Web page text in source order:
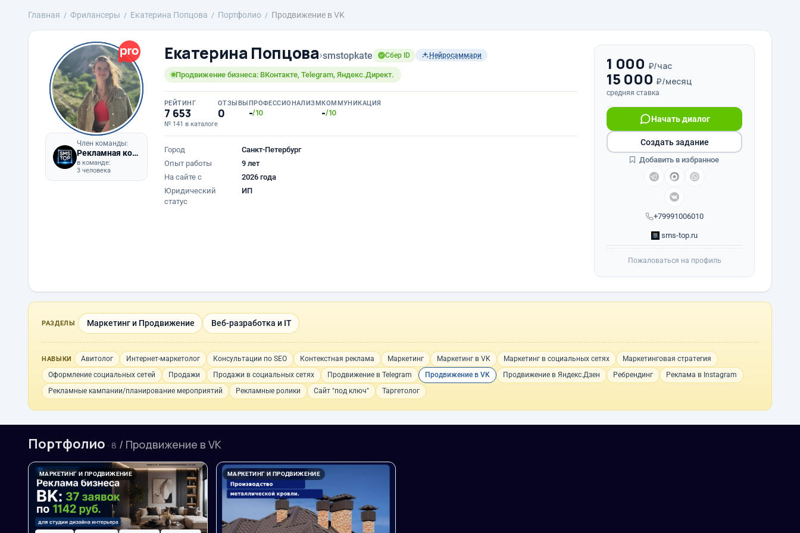
Главная Фрилансеры Екатерина Попцова Портфолио Продвижение в VK
Член команды:
Рекламная компания "SMSTOP"
в команде:
3 человека
Екатерина Попцова›smstopkate Сбер ID Нейросаммари
Продвижение бизнеса: ВКонтакте, Telegram, Яндекс.Директ.
РЕЙТИНГ
7 653
№ 141 в каталоге
ОТЗЫВЫ
0
ПРОФЕССИОНАЛИЗМ
-/10
КОММУНИКАЦИЯ
-/10
Город
Санкт-Петербург
Опыт работы
9 лет
На сайте с
2026 года
Юридический
статус
ИП
1 000 ₽/час
15 000 ₽/месяц
средняя ставка
+79991006010
Начать диалог
sms-top.ru
Создать задание
Добавить в избранное
Пожаловаться на профиль
РАЗДЕЛЫ Маркетинг и Продвижение Веб-разработка и IT
НАВЫКИ Авитолог Интернет-маркетолог Консультации по SEO Контекстная реклама Маркетинг Маркетинг в VK Маркетинг в социальных сетях
Маркетинговая стратегия
Оформление социальных сетей
Продажи Продажи в социальных сетях Продвижение в Telegram Продвижение в VK Продвижение в Яндекс.Дзен Ребрендинг
Реклама в Instagram
Рекламные кампании/планирование мероприятий
Рекламные ролики Сайт "под ключ" Таргетолог
Портфолио · 8 / Продвижение в VK
МАРКЕТИНГ И ПРОДВИЖЕНИЕ МАРКЕТИНГ И ПРОДВИЖЕНИЕ